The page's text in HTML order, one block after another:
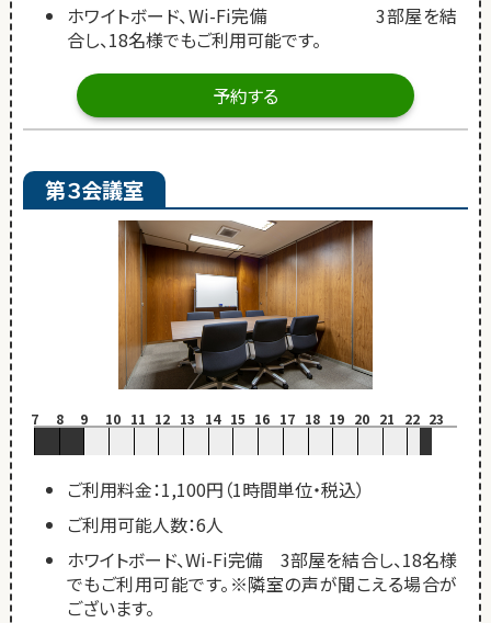
ホワイトボード、Wi-Fi完備 3部屋を結
合し、18名様でもご利用可能です。
予約する
第３会議室
7 8 9 10 11 12 13 14 15 16 17 18 19 20 21 22 23
ご利用料金：1,100円（1時間単位・税込）
ご利用可能人数：6人
ホワイトボード、Wi-Fi完備 3部屋を結合し、18名様
でもご利用可能です。※隣室の声が聞こえる場合が
ございます。